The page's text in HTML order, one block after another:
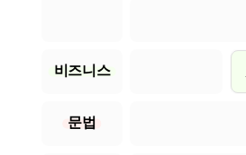
비즈니스
문법